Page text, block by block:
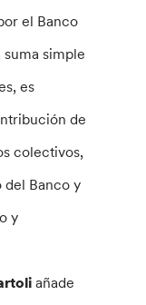
el Banco
simple
es
de
colectivos,
del Banco y
y
añade